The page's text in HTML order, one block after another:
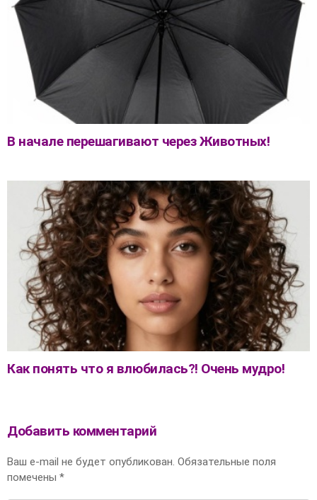
В начале перешагивают через Животных!
Как понять что я влюбилась?! Очень мудро!
Добавить комментарий
Ваш e-mail не будет опубликован. Обязательные поля
помечены *